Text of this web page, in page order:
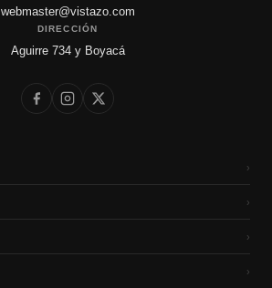
webmaster@vistazo.com
DIRECCIÓN
Aguirre 734 y Boyacá
›
›
›
›